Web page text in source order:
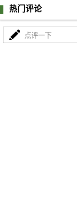
热门评论
0 条评论
点评一下